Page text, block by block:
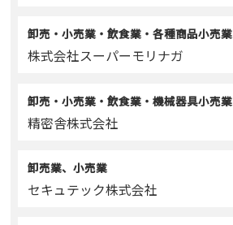
卸売・小売業・飲食業・各種商品小売業
株式会社スーパーモリナガ
卸売・小売業・飲食業・機械器具小売業
精密舎株式会社
卸売業、小売業
セキュテック株式会社